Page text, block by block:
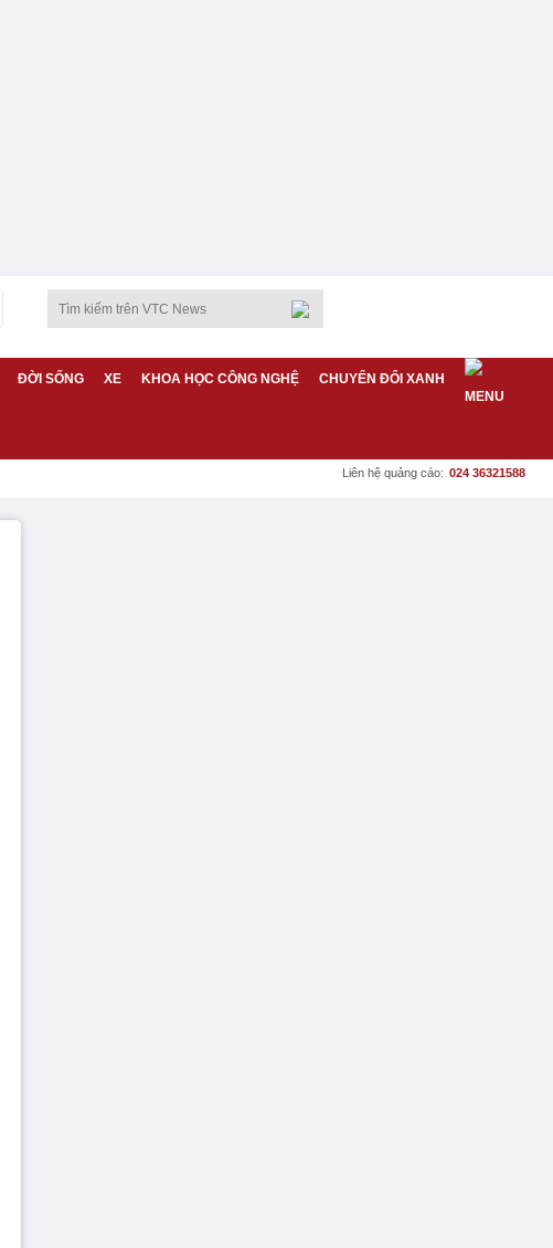
ĐỜI SỐNG XE KHOA HỌC CÔNG NGHỆ CHUYỂN ĐỔI XANH
Liên hệ quảng cáo: 024 36321588